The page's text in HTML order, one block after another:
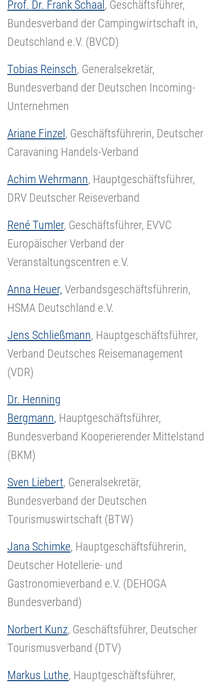
Prof. Dr. Frank Schaal , Geschäftsführer,
Bundesverband der Campingwirtschaft in,
Deutschland e.V. (BVCD)
Tobias Reinsch, Generalsekretär,
Bundesverband der Deutschen Incoming-
Unternehmen
Ariane Finzel, Geschäftsführerin, Deutscher
Caravaning Handels-Verband
Achim Wehrmann, Hauptgeschäftsführer,
DRV Deutscher Reiseverband
René Tumler, Geschäftsführer, EVVC
Europäischer Verband der
Veranstaltungscentren e.V.
Anna Heuer, Verbandsgeschäftsführerin,
HSMA Deutschland e.V.
Jens Schließmann, Hauptgeschäftsführer,
Verband Deutsches Reisemanagement
(VDR)
Dr. Henning
Bergmann, Hauptgeschäftsführer,
Bundesverband Kooperierender Mittelstand
(BKM)
Sven Liebert, Generalsekretär,
Bundesverband der Deutschen
Tourismuswirtschaft (BTW)
Jana Schimke, Hauptgeschäftsführerin,
Deutscher Hotellerie- und
Gastronomieverband e.V. (DEHOGA
Bundesverband)
Norbert Kunz, Geschäftsführer, Deutscher
Tourismusverband (DTV)
Markus Luthe, Hauptgeschäftsführer,